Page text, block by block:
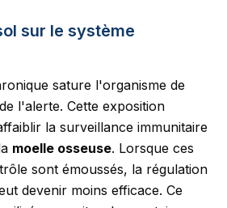
sur le système
sature l'organisme de
l'alerte. Cette exposition
la surveillance immunitaire
moelle osseuse. Lorsque ces
sont émoussés, la régulation
devenir moins efficace. Ce